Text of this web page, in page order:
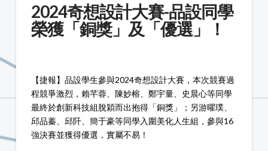
2024奇想設計大賽-品設同學
榮獲「銅獎」及「優選」！
【捷報】品設學生參與2024奇想設計大賽，本次競賽過
程競爭激烈，賴芊蓉、陳妙榕、鄭宇量、史晨心等同學
最終於創新科技組脫穎而出抱得「銅獎」；另游曜璞、
邱品蓁、邱阡、簡于豪等同學入圍美化人生組，參與16
強決賽並獲得優選，實屬不易！